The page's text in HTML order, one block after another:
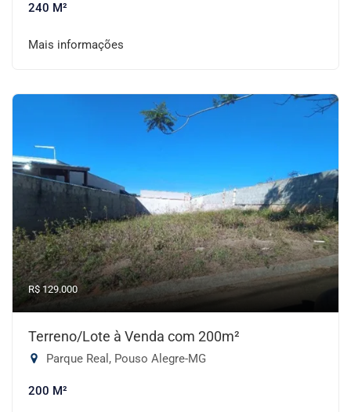
240 M²
Mais informações
R$ 129.000
Terreno/Lote à Venda com 200m²
Parque Real, Pouso Alegre-MG
200 M²